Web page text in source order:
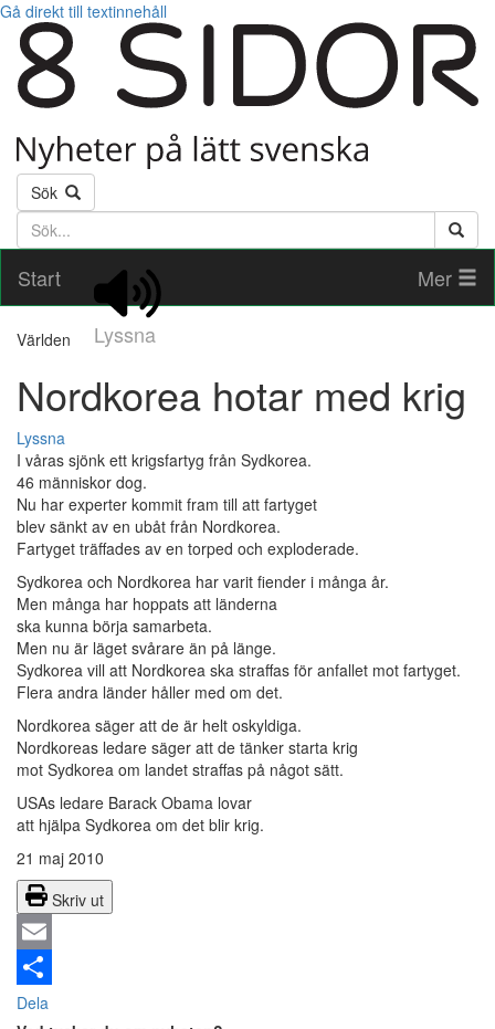
Gå direkt till textinnehåll
Sök
Söktext
Start
Lyssna
Mer
Världen
Nordkorea hotar med krig
Lyssna
I våras sjönk ett krigsfartyg från Sydkorea.
46 människor dog.
Nu har experter kommit fram till att fartyget
blev sänkt av en ubåt från Nordkorea.
Fartyget träffades av en torped och exploderade.
Sydkorea och Nordkorea har varit fiender i många år.
Men många har hoppats att länderna
ska kunna börja samarbeta.
Men nu är läget svårare än på länge.
Sydkorea vill att Nordkorea ska straffas för anfallet mot fartyget.
Flera andra länder håller med om det.
Nordkorea säger att de är helt oskyldiga.
Nordkoreas ledare säger att de tänker starta krig
mot Sydkorea om landet straffas på något sätt.
USAs ledare Barack Obama lovar
att hjälpa Sydkorea om det blir krig.
21 maj 2010
Skriv ut
Email
Dela